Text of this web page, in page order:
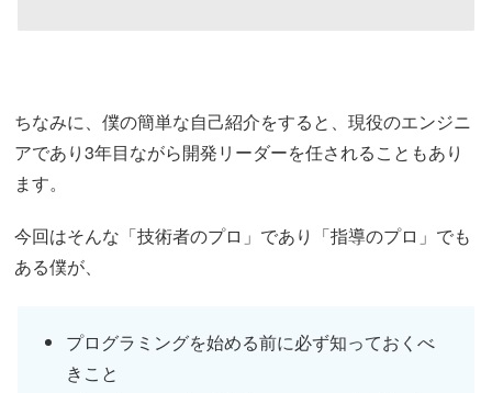
ちなみに、僕の簡単な自己紹介をすると、現役のエンジニ
アであり3年目ながら開発リーダーを任されることもあり
ます。
今回はそんな「技術者のプロ」であり「指導のプロ」でも
ある僕が、
プログラミングを始める前に必ず知っておくべ
きこと